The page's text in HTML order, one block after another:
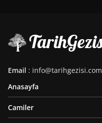
Email : info@tarihgezisi.com
Anasayfa
Camiler